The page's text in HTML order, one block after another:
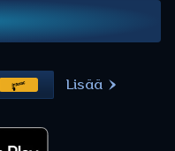
Lisää